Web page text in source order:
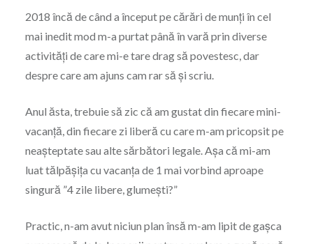
2018 încă de când a început pe cărări de munți în cel
mai inedit mod m-a purtat până în vară prin diverse
activități de care mi-e tare drag să povestesc, dar
despre care am ajuns cam rar să și scriu.
Anul ăsta, trebuie să zic că am gustat din fiecare mini-
vacanță, din fiecare zi liberă cu care m-am pricopsit pe
neașteptate sau alte sărbători legale. Așa că mi-am
luat tălpășița cu vacanța de 1 mai vorbind aproape
singură ”4 zile libere, glumești?”
Practic, n-am avut niciun plan însă m-am lipit de gașca